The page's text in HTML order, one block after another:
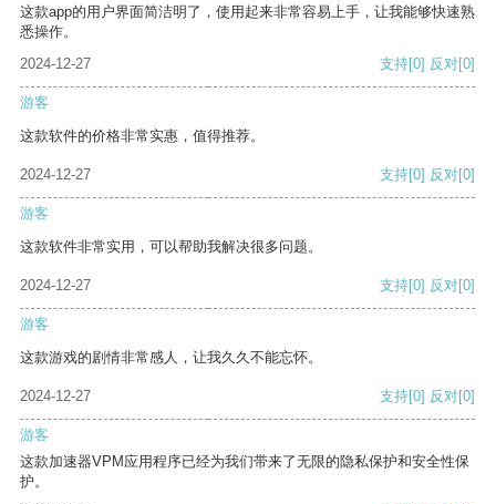
这款app的用户界面简洁明了，使用起来非常容易上手，让我能够快速熟
悉操作。
2024-12-27
支持[0] 反对[0]
游客
这款软件的价格非常实惠，值得推荐。
2024-12-27 支持[0] 反对[0]
游客
这款软件非常实用，可以帮助我解决很多问题。
2024-12-27 支持[0] 反对[0]
游客
这款游戏的剧情非常感人，让我久久不能忘怀。
2024-12-27 支持[0] 反对[0]
游客
这款加速器VPM应用程序已经为我们带来了无限的隐私保护和安全性保
护。